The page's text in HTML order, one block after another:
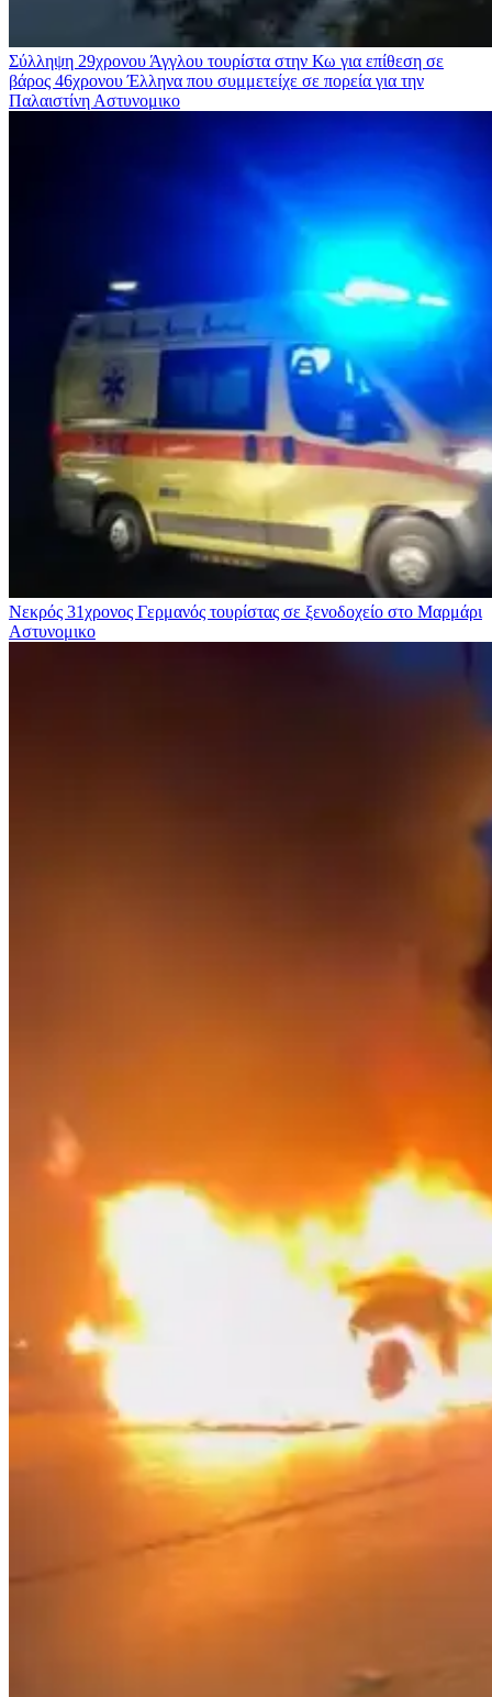
Σύλληψη 29χρονου Άγγλου τουρίστα στην Κω για επίθεση σε
βάρος 46χρονου Έλληνα που συμμετείχε σε πορεία για την
Παλαιστίνη Αστυνομικο
Νεκρός 31χρονος Γερμανός τουρίστας σε ξενοδοχείο στο Μαρμάρι
Αστυνομικο